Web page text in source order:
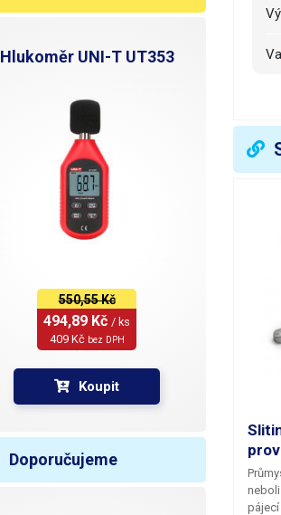
Hlukoměr UNI-T UT353
550,55 Kč
494,89 Kč / ks
409 Kč bez DPH
Koupit
Doporučujeme
pájecí